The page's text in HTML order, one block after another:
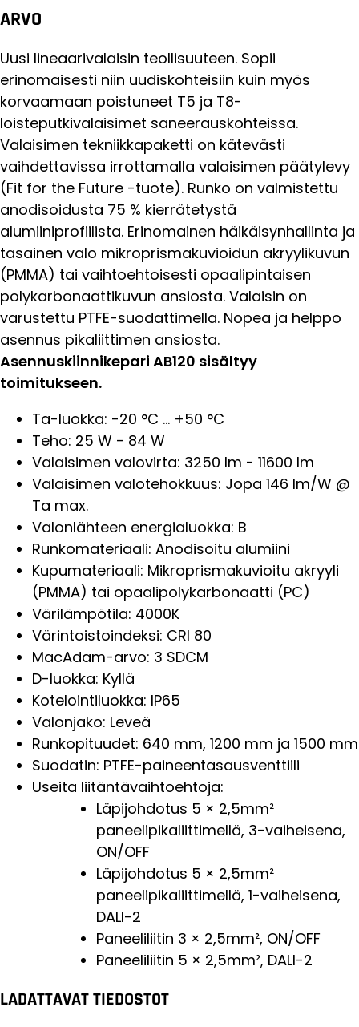
ARVO
Uusi lineaarivalaisin teollisuuteen. Sopii
erinomaisesti niin uudiskohteisiin kuin myös
korvaamaan poistuneet T5 ja T8-
loisteputkivalaisimet saneerauskohteissa.
Valaisimen tekniikkapaketti on kätevästi
vaihdettavissa irrottamalla valaisimen päätylevy
(Fit for the Future -tuote). Runko on valmistettu
anodisoidusta 75 % kierrätetystä
alumiiniprofiilista. Erinomainen häikäisynhallinta ja
tasainen valo mikroprismakuvioidun akryylikuvun
(PMMA) tai vaihtoehtoisesti opaalipintaisen
polykarbonaattikuvun ansiosta. Valaisin on
varustettu PTFE-suodattimella. Nopea ja helppo
asennus pikaliittimen ansiosta.
Asennuskiinnikepari AB120 sisältyy
toimitukseen.
Ta-luokka: -20 °C ... +50 °C
Teho: 25 W - 84 W
Valaisimen valovirta: 3250 lm - 11600 lm
Valaisimen valotehokkuus: Jopa 146 lm/W @
Ta max.
Valonlähteen energialuokka: B
Runkomateriaali: Anodisoitu alumiini
Kupumateriaali: Mikroprismakuvioitu akryyli
(PMMA) tai opaalipolykarbonaatti (PC)
Värilämpötila: 4000K
Värintoistoindeksi: CRI 80
MacAdam-arvo: 3 SDCM
D-luokka: Kyllä
Kotelointiluokka: IP65
Valonjako: Leveä
Runkopituudet: 640 mm, 1200 mm ja 1500 mm
Suodatin: PTFE-paineentasausventtiili
Useita liitäntävaihtoehtoja:
Läpijohdotus 5 × 2,5mm²
paneelipikaliittimellä, 3-vaiheisena,
ON/OFF
Läpijohdotus 5 × 2,5mm²
paneelipikaliittimellä, 1-vaiheisena,
DALI-2
Paneeliliitin 3 × 2,5mm², ON/OFF
Paneeliliitin 5 × 2,5mm², DALI-2
LADATTAVAT TIEDOSTOT